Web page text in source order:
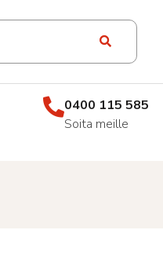
0400 115 585
Soita meille